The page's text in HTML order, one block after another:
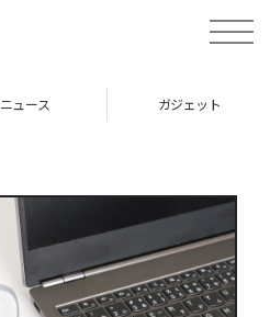
toggle
ニュース ガジェット